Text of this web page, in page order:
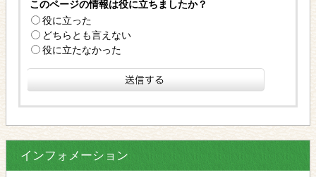
このページの情報は役に立ちましたか？
役に立った
どちらとも言えない
役に立たなかった
インフォメーション